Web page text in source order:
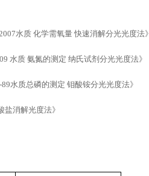
水质 化学需氧量 快速消解分光光度法》
水质 氨氮的测定 纳氏试剂分光光度法》
89水质总磷的测定 钼酸铵分光光度法》
盐消解光度法》